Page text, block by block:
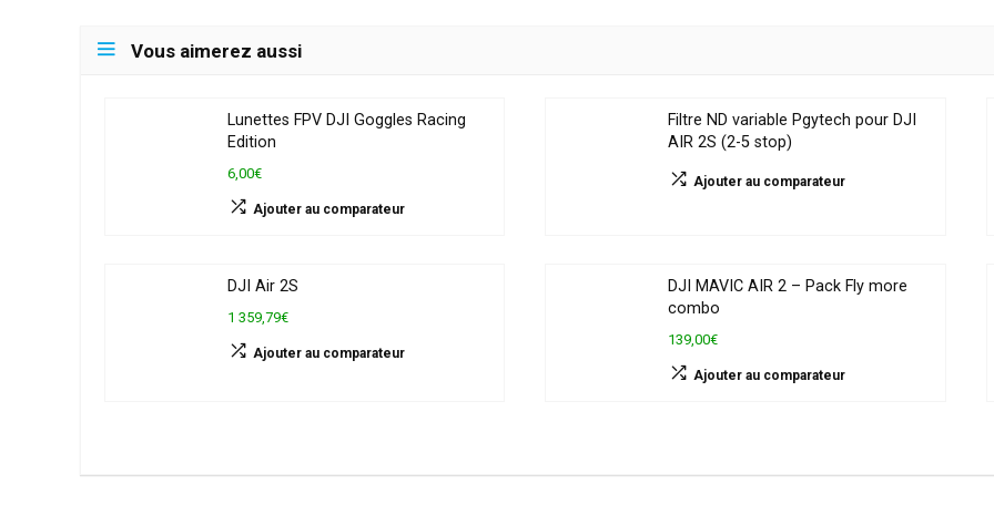
Vous aimerez aussi
Lunettes FPV DJI Goggles Racing
Edition
6,00€
Ajouter au comparateur
Filtre ND variable Pgytech pour DJI
AIR 2S (2-5 stop)
Ajouter au comparateur
DJI Air 2S
1 359,79€
Ajouter au comparateur
DJI MAVIC AIR 2 – Pack Fly more
combo
139,00€
Ajouter au comparateur